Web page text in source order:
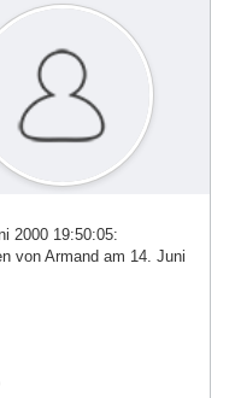
2000 19:50:05:
von Armand am 14. Juni